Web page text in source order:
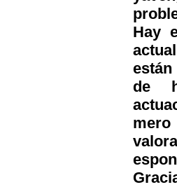
Hay
de
mero